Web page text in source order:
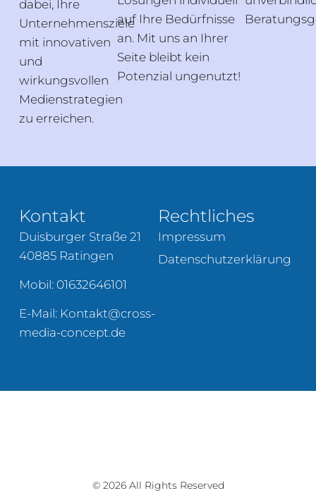
dabei, Ihre
Unternehmensziele
mit innovativen
und
wirkungsvollen
Medienstrategien
zu erreichen.
auf Ihre Bedürfnisse
an. Mit uns an Ihrer
Seite bleibt kein
Potenzial ungenutzt!
© 2026 All Rights Reserved
Kontakt
Duisburger Straße 21
40885 Ratingen
Mobil: 01632646101
E-Mail: Kontakt@cross-
media-concept.de
Rechtliches
Impressum
Datenschutzerklärung